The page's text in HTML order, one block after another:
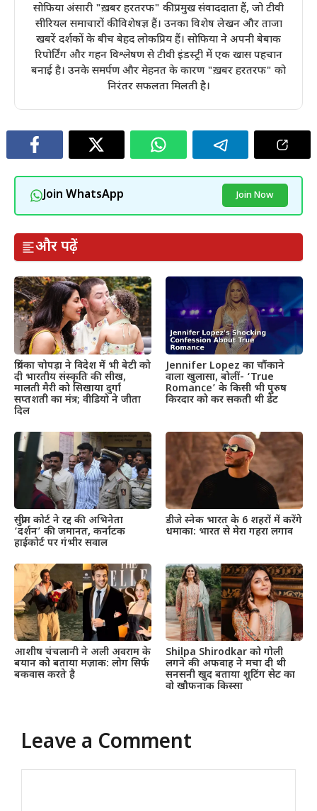
सोफिया अंसारी "ख़बर हरतरफ" की प्रमुख संवाददाता हैं, जो टीवी
सीरियल समाचारों की विशेषज्ञ हैं। उनका विशेष लेखन और ताजा
खबरें दर्शकों के बीच बेहद लोकप्रिय हैं। सोफिया ने अपनी बेबाक
रिपोर्टिंग और गहन विश्लेषण से टीवी इंडस्ट्री में एक खास पहचान
बनाई है। उनके समर्पण और मेहनत के कारण "ख़बर हरतरफ" को
निरंतर सफलता मिलती है।
Join WhatsApp Join Now
और पढ़ें
प्रियंका चोपड़ा ने विदेश में भी बेटी को
दी भारतीय संस्कृति की सीख,
मालती मैरी को सिखाया दुर्गा
सप्तशती का मंत्र; वीडियो ने जीता
दिल
Jennifer Lopez का चौंकाने
वाला खुलासा, बोलीं- ‘True
Romance’ के किसी भी पुरुष
किरदार को कर सकती थी डेट
सुप्रीम कोर्ट ने रद्द की अभिनेता
‘दर्शन’ की जमानत, कर्नाटक
हाईकोर्ट पर गंभीर सवाल
डीजे स्नेक भारत के 6 शहरों में करेंगे
धमाका: भारत से मेरा गहरा लगाव
आशीष चंचलानी ने अली अवराम के
बयान को बताया मज़ाक: लोग सिर्फ
बकवास करते है
Shilpa Shirodkar को गोली
लगने की अफवाह ने मचा दी थी
सनसनी खुद बताया शूटिंग सेट का
वो खौफनाक किस्सा
Leave a Comment